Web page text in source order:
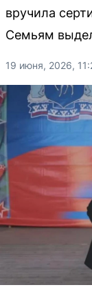
вручила
Семьям
19 июня, 2026,